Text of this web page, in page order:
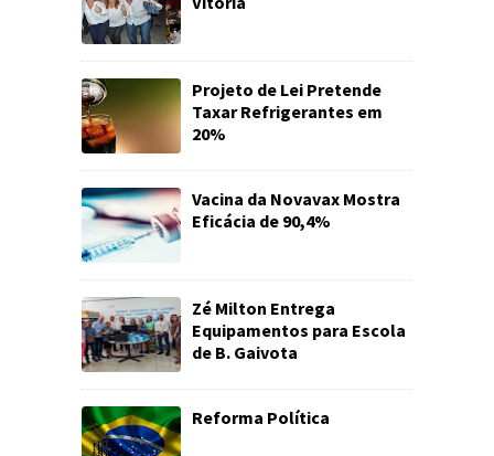
Projeto de Lei Pretende
Taxar Refrigerantes em
20%
Vacina da Novavax Mostra
Eficácia de 90,4%
Zé Milton Entrega
Equipamentos para Escola
de B. Gaivota
Reforma Política